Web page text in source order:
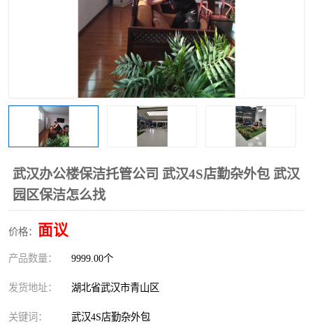
武汉办公楼保洁托管公司 武汉4S店勤杂外包 武汉
园区保洁怎么找
价格： 面议
产品数量： 9999.00个
发货地址： 湖北省武汉市青山区
关键词： 武汉4S店勤杂外包